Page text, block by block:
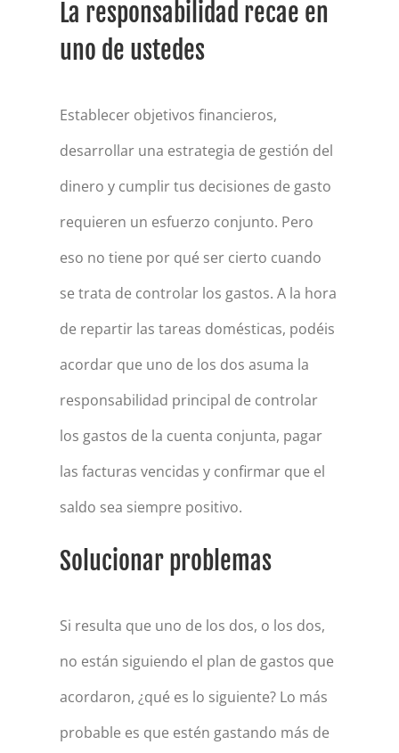
La responsabilidad recae en
uno de ustedes
Establecer objetivos financieros,
desarrollar una estrategia de gestión del
dinero y cumplir tus decisiones de gasto
requieren un esfuerzo conjunto. Pero
eso no tiene por qué ser cierto cuando
se trata de controlar los gastos. A la hora
de repartir las tareas domésticas, podéis
acordar que uno de los dos asuma la
responsabilidad principal de controlar
los gastos de la cuenta conjunta, pagar
las facturas vencidas y confirmar que el
saldo sea siempre positivo.
Solucionar problemas
Si resulta que uno de los dos, o los dos,
no están siguiendo el plan de gastos que
acordaron, ¿qué es lo siguiente? Lo más
probable es que estén gastando más de